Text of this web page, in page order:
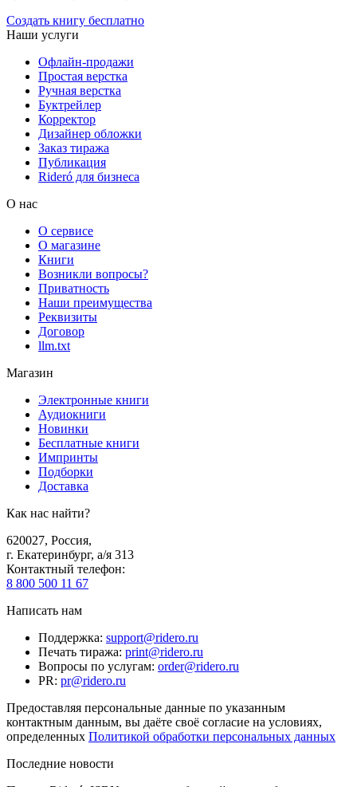
Создать книгу бесплатно
Наши услуги
Офлайн-продажи
Простая верстка
Ручная верстка
Буктрейлер
Корректор
Дизайнер обложки
Заказ тиража
Публикация
Rideró для бизнеса
О нас
О сервисе
О магазине
Книги
Возникли вопросы?
Приватность
Наши преимущества
Реквизиты
Договор
llm.txt
Магазин
Электронные книги
Аудиокниги
Новинки
Бесплатные книги
Импринты
Подборки
Доставка
Как нас найти?
620027, Россия,
г. Екатеринбург, а/я 313
Контактный телефон:
8 800 500 11 67
Написать нам
Поддержка: support@ridero.ru
Печать тиража: print@ridero.ru
Вопросы по услугам: order@ridero.ru
PR: pr@ridero.ru
Предоставляя персональные данные по указанным
контактным данным, вы даёте своё согласие на условиях,
определенных Политикой обработки персональных данных
Последние новости